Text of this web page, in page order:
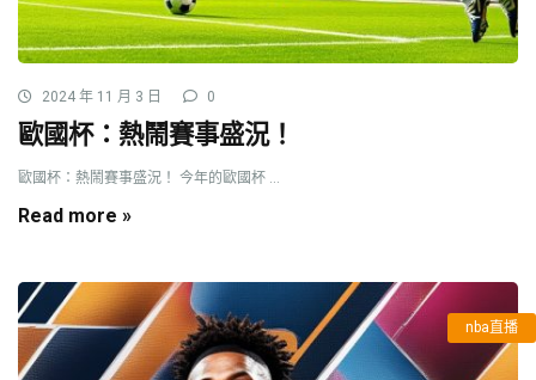
2024 年 11 月 3 日 0
歐國杯：熱鬧賽事盛況！
歐國杯：熱鬧賽事盛況！ 今年的歐國杯 ...
Read more »
nba直播